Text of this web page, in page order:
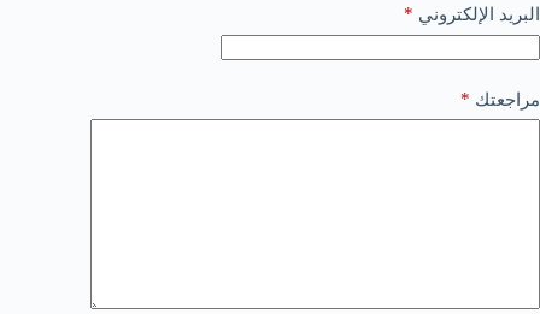
البريد الإلكتروني *
مراجعتك *